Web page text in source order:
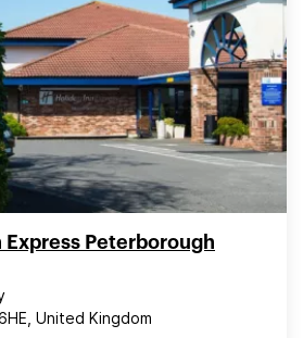
Express Peterborough
United Kingdom